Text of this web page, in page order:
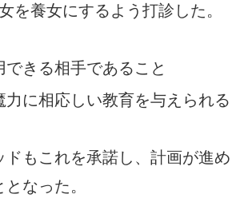
を養女にするよう打診した。
できる相手であること
力に相応しい教育を与えられる
ドもこれを承諾し、計画が進め
なった。